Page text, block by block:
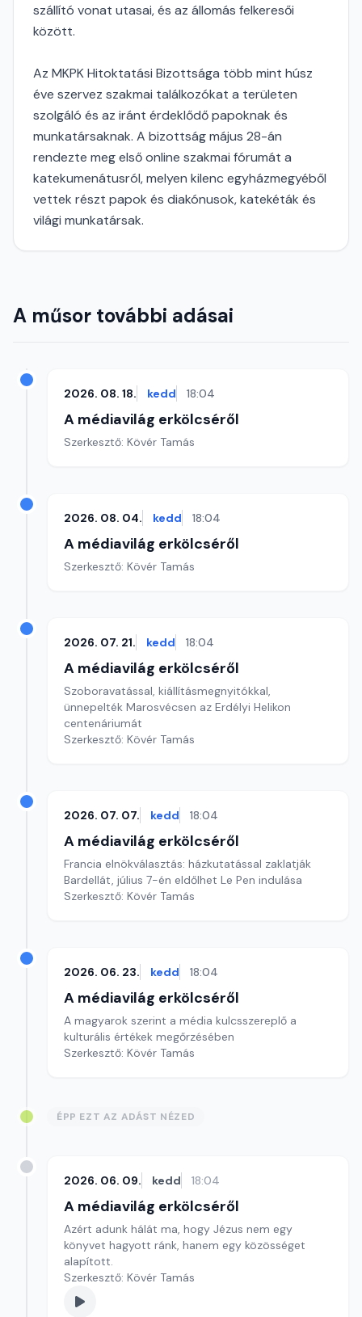
szállító vonat utasai, és az állomás felkeresői
között.
Az MKPK Hitoktatási Bizottsága több mint húsz
éve szervez szakmai találkozókat a területen
szolgáló és az iránt érdeklődő papoknak és
munkatársaknak. A bizottság május 28-án
rendezte meg első online szakmai fórumát a
katekumenátusról, melyen kilenc egyházmegyéből
vettek részt papok és diakónusok, katekéták és
világi munkatársak.
A műsor további adásai
2026. 08. 18. kedd 18:04
A médiavilág erkölcséről
Szerkesztő: Kövér Tamás
2026. 08. 04. kedd 18:04
A médiavilág erkölcséről
Szerkesztő: Kövér Tamás
2026. 07. 21. kedd 18:04
A médiavilág erkölcséről
Szoboravatással, kiállításmegnyitókkal,
ünnepelték Marosvécsen az Erdélyi Helikon
centenáriumát
Szerkesztő: Kövér Tamás
2026. 07. 07. kedd 18:04
A médiavilág erkölcséről
Francia elnökválasztás: házkutatással zaklatják
Bardellát, július 7-én eldőlhet Le Pen indulása
Szerkesztő: Kövér Tamás
2026. 06. 23. kedd 18:04
A médiavilág erkölcséről
A magyarok szerint a média kulcsszereplő a
kulturális értékek megőrzésében
Szerkesztő: Kövér Tamás
ÉPP EZT AZ ADÁST NÉZED
2026. 06. 09. kedd 18:04
A médiavilág erkölcséről
Azért adunk hálát ma, hogy Jézus nem egy
könyvet hagyott ránk, hanem egy közösséget
alapított.
Szerkesztő: Kövér Tamás